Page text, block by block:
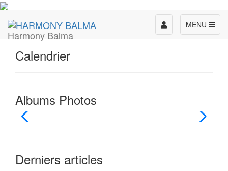
Harmony Balma
MENU
Toggle
navigation
Calendrier
Albums Photos
Derniers articles